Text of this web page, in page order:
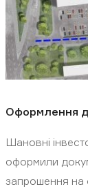
Оформлення
Шановні
оформили
запрошення